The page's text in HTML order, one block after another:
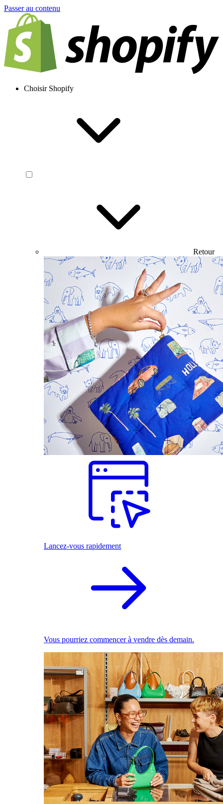
Passer au contenu
Choisir Shopify
Retour
Lancez-vous rapidement
Vous pourriez commencer à vendre dès demain.